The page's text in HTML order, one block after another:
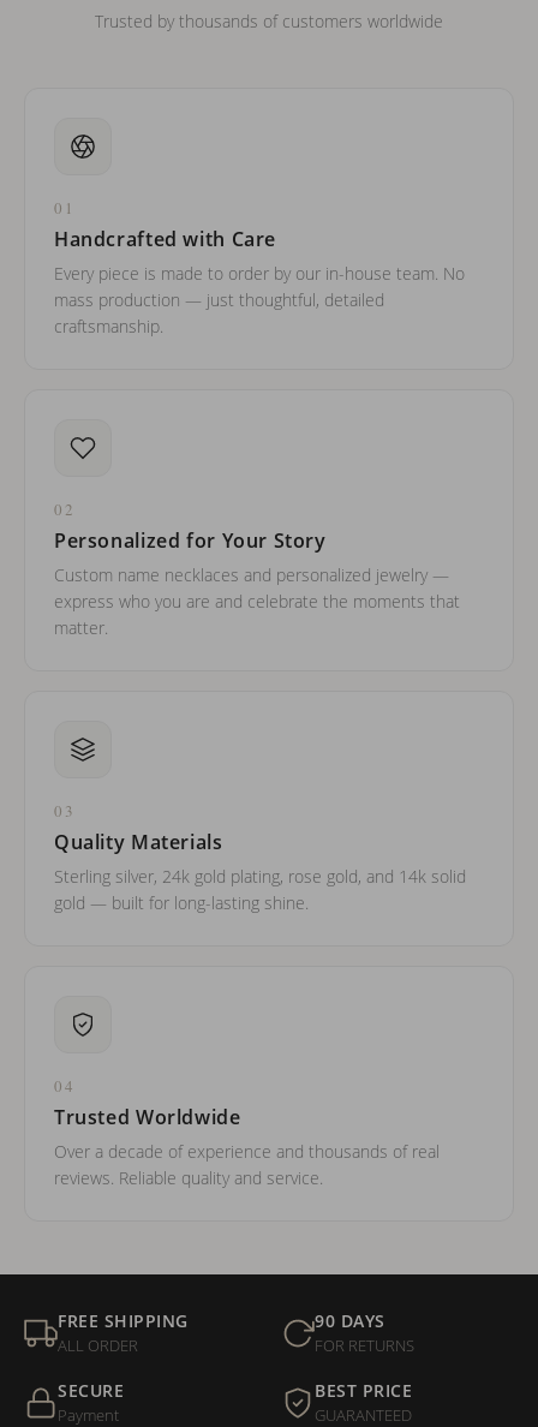
Trusted by thousands of customers worldwide
01
Handcrafted with Care
Every piece is made to order by our in-house team. No
mass production — just thoughtful, detailed
craftsmanship.
02
Personalized for Your Story
Custom name necklaces and personalized jewelry —
express who you are and celebrate the moments that
matter.
03
Quality Materials
Sterling silver, 24k gold plating, rose gold, and 14k solid
gold — built for long-lasting shine.
04
Trusted Worldwide
Over a decade of experience and thousands of real
reviews. Reliable quality and service.
FREE SHIPPING
ALL ORDER
90 DAYS
FOR RETURNS
SECURE
Payment
BEST PRICE
GUARANTEED